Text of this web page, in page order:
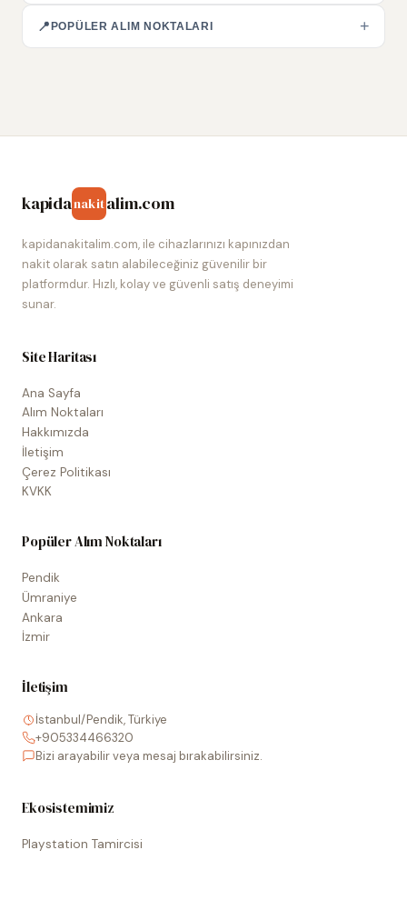
📍 POPÜLER ALIM NOKTALARI +
kapidanakitalim.com
kapidanakitalim.com, ile cihazlarınızı kapınızdan
nakit olarak satın alabileceğiniz güvenilir bir
platformdur. Hızlı, kolay ve güvenli satış deneyimi
sunar.
Site Haritası
Ana Sayfa
Alım Noktaları
Hakkımızda
İletişim
Çerez Politikası
KVKK
Popüler Alım Noktaları
Pendik
Ümraniye
Ankara
İzmir
İletişim
İstanbul/Pendik, Türkiye
+905334466320
Bizi arayabilir veya mesaj bırakabilirsiniz.
Ekosistemimiz
Playstation Tamircisi